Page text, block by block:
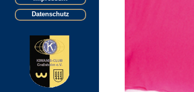
Datenschutz